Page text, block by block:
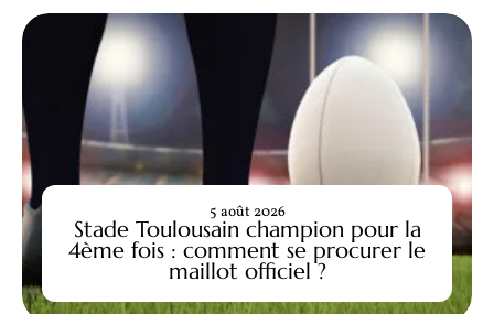
Stade Toulousain champion pour la
4ème fois : comment se procurer le
maillot officiel ?
5 août 2026